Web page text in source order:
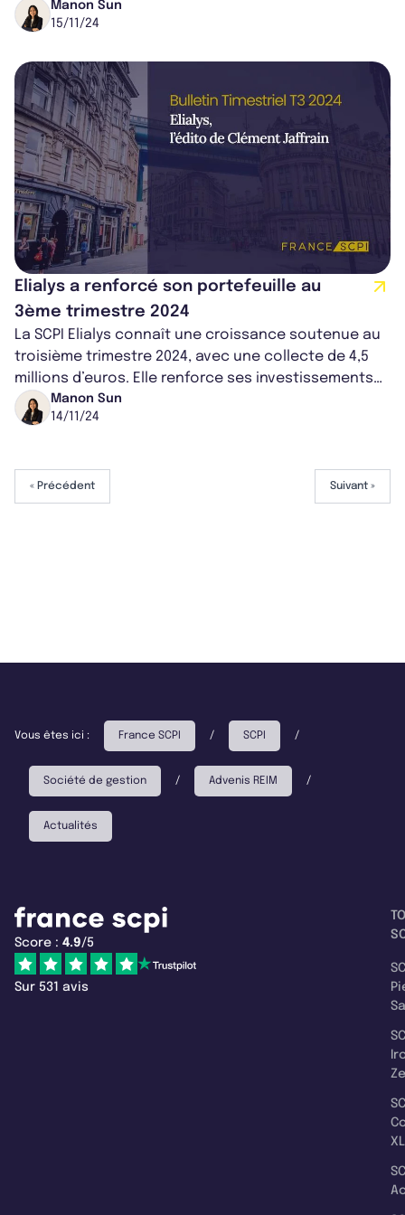
d’occupation élevé, des inves...
Manon Sun
15/11/24
Elialys a renforcé son portefeuille au
3ème trimestre 2024
La SCPI Elialys connaît une croissance soutenue au
troisième trimestre 2024, avec une collecte de 4,5
millions d’euros. Elle renforce ses investissements
en Espagne et au Portugal,...
Manon Sun
14/11/24
« Précédent Suivant »
Vous êtes ici : France SCPI / SCPI /
Société de gestion / Advenis REIM /
Actualités
Score : 4.9/5
Sur 531 avis
XL